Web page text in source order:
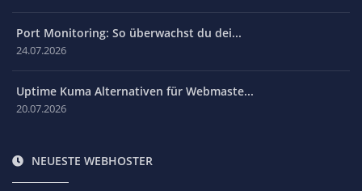
Port Monitoring: So überwachst du dei...
24.07.2026
Uptime Kuma Alternativen für Webmaste...
20.07.2026
NEUESTE WEBHOSTER